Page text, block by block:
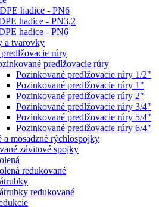
hadice - PN6
hadice - PN3,2
hadice - PN6
a tvarovky
rúry
predlžovacie rúry
Pozinkované predlžovacie rúry 1/2"
Pozinkované predlžovacie rúry 1"
Pozinkované predlžovacie rúry 2"
Pozinkované predlžovacie rúry 3/4"
Pozinkované predlžovacie rúry 5/4"
Pozinkované predlžovacie rúry 6/4"
a mosadzné rýchlospojky
závitové spojky
redukované
redukované